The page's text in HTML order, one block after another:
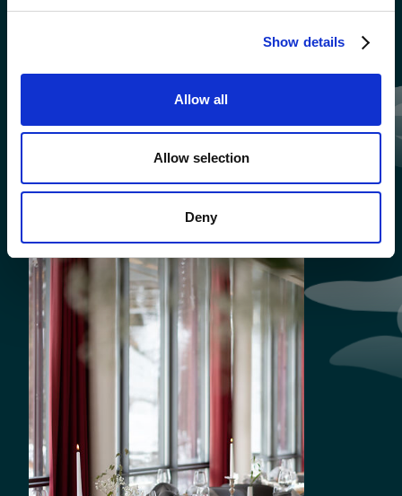
Show details
Allow all
Allow selection
Deny